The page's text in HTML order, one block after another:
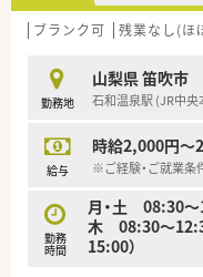
ブランク可 残業なし(ほ
勤務地
山梨県 笛吹市
石和温泉駅 (JR中央
給与
時給2,000円～
※ご経験・ご就業条
勤務
時間
月・土 08:30
木 08:30～
15:00）